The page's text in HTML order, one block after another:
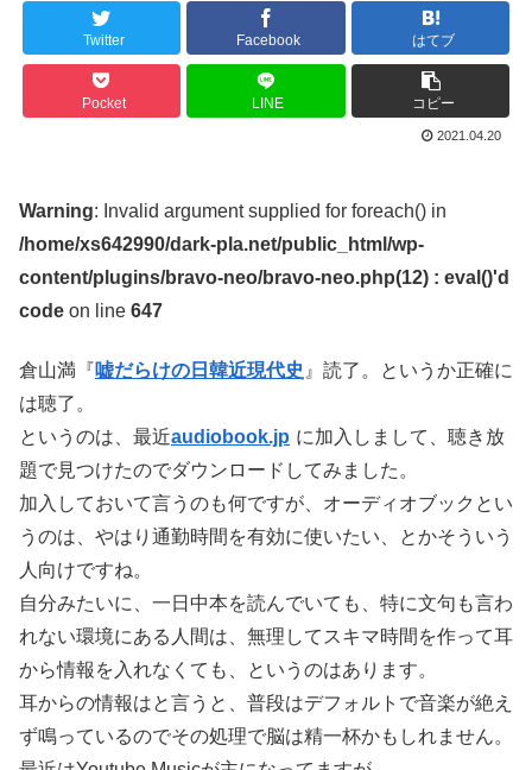
Twitter Facebook はてブ
Pocket LINE コピー
2021.04.20
Warning: Invalid argument supplied for foreach() in
/home/xs642990/dark-pla.net/public_html/wp-
content/plugins/bravo-neo/bravo-neo.php(12) : eval()'d
code on line 647
倉山満『嘘だらけの日韓近現代史 』読了。というか正確に
は聴了。
というのは、最近audiobook.jp に加入しまして、聴き放
題で見つけたのでダウンロードしてみました。
加入しておいて言うのも何ですが、オーディオブックとい
うのは、やはり通勤時間を有効に使いたい、とかそういう
人向けですね。
自分みたいに、一日中本を読んでいても、特に文句も言わ
れない環境にある人間は、無理してスキマ時間を作って耳
から情報を入れなくても、というのはあります。
耳からの情報はと言うと、普段はデフォルトで音楽が絶え
ず鳴っているのでその処理で脳は精一杯かもしれません。